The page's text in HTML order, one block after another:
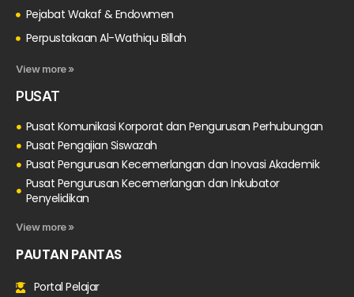
Pejabat Wakaf & Endowmen
Perpustakaan Al-Wathiqu Billah
View more »
PUSAT
Pusat Komunikasi Korporat dan Pengurusan Perhubungan
Pusat Pengajian Siswazah
Pusat Pengurusan Kecemerlangan dan Inovasi Akademik
Pusat Pengurusan Kecemerlangan dan Inkubator
Penyelidikan
View more »
PAUTAN PANTAS
Portal Pelajar